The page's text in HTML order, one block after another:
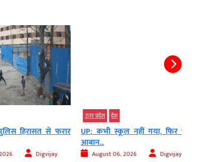
से फरार
Digvijay
उत्तर प्रदेश देश
UP: कभी स्कूल नहीं गया, फिर भी…
आबान...
August 06, 2026 Digvijay